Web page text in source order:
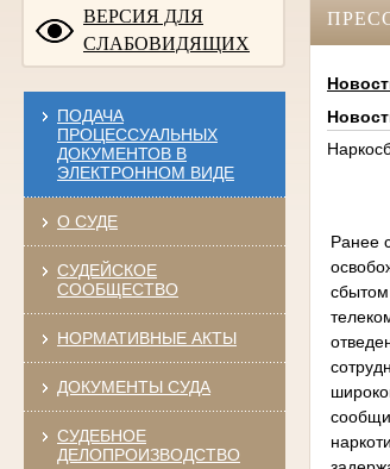
ВЕРСИЯ ДЛЯ
СЛАБОВИДЯЩИХ
ПОДАЧА
ПРОЦЕССУАЛЬНЫХ
ДОКУМЕНТОВ В
ЭЛЕКТРОННОМ ВИДЕ
О СУДЕ
СУДЕЙСКОЕ
СООБЩЕСТВО
НОРМАТИВНЫЕ АКТЫ
ДОКУМЕНТЫ СУДА
СУДЕБНОЕ
ДЕЛОПРОИЗВОДСТВО
Ранее